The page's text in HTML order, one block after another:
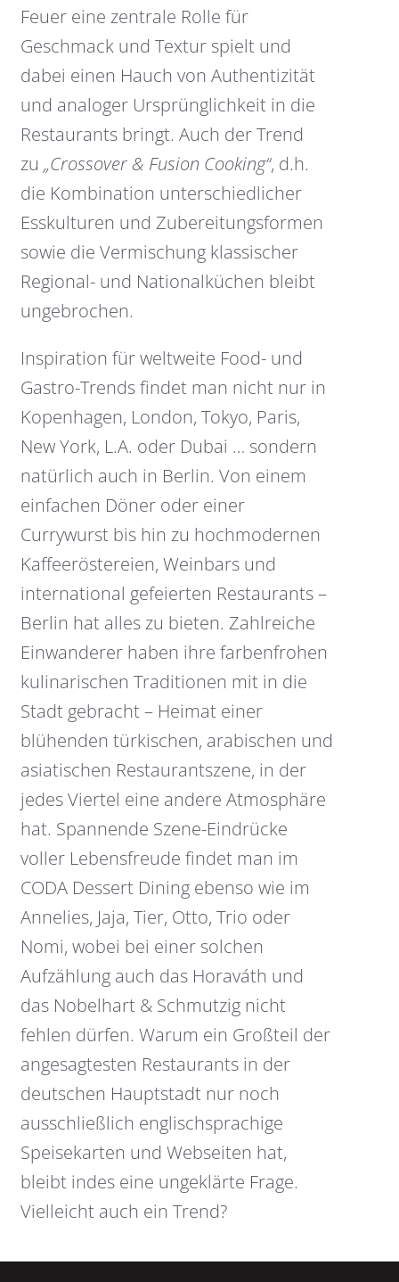
Feuer eine zentrale Rolle für
Geschmack und Textur spielt und
dabei einen Hauch von Authentizität
und analoger Ursprünglichkeit in die
Restaurants bringt. Auch der Trend
zu„Crossover & Fusion Cooking“, d.h.
die Kombination unterschiedlicher
Esskulturen und Zubereitungsformen
sowie die Vermischung klassischer
Regional- und Nationalküchen bleibt
ungebrochen.
Inspiration für weltweite Food- und
Gastro-Trends findet man nicht nur in
Kopenhagen, London, Tokyo, Paris,
New York, L.A. oder Dubai … sondern
natürlich auch in Berlin. Von einem
einfachen Döner oder einer
Currywurst bis hin zu hochmodernen
Kaffeeröstereien, Weinbars und
international gefeierten Restaurants –
Berlin hat alles zu bieten. Zahlreiche
Einwanderer haben ihre farbenfrohen
kulinarischen Traditionen mit in die
Stadt gebracht – Heimat einer
blühenden türkischen, arabischen und
asiatischen Restaurantszene, in der
jedes Viertel eine andere Atmosphäre
hat. Spannende Szene-Eindrücke
voller Lebensfreude findet man im
CODA Dessert Dining ebenso wie im
Annelies, Jaja, Tier, Otto, Trio oder
Nomi, wobei bei einer solchen
Aufzählung auch das Horaváth und
das Nobelhart & Schmutzig nicht
fehlen dürfen. Warum ein Großteil der
angesagtesten Restaurants in der
deutschen Hauptstadt nur noch
ausschließlich englischsprachige
Speisekarten und Webseiten hat,
bleibt indes eine ungeklärte Frage.
Vielleicht auch ein Trend?